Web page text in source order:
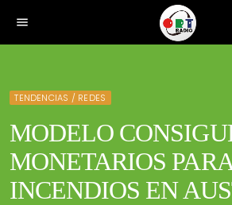
menu
TENDENCIAS / REDES
MODELO
MONETARIOS PARA
INCENDIOS EN